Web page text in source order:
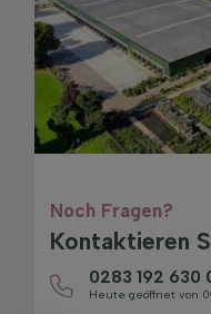
Noch Fragen?
Kontaktieren
0283 192 630
Heute geöffnet von